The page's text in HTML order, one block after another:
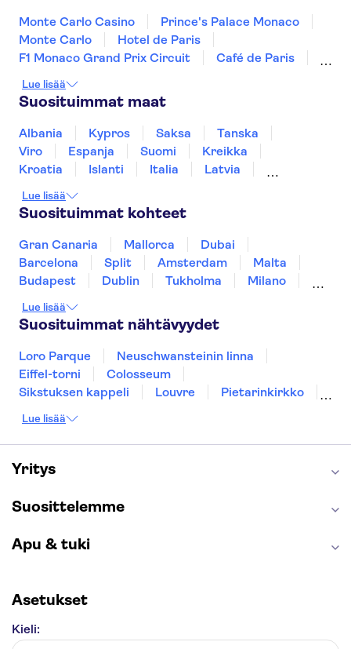
Monte Carlo Casino
Prince's Palace Monaco
Monte Carlo
Hotel de Paris
F1 Monaco Grand Prix Circuit
Café de Paris
Monaco Oceanographic Museum
Lue lisää
Suosituimmat maat
Albania Kypros Saksa
Tanska
Viro
Espanja Suomi
Kreikka
Kroatia
Islanti Italia
Latvia
Portugali
Ruotsi Singapore
Turkki
Lue lisää
Suosituimmat kohteet
Gran Canaria Mallorca
Dubai
Barcelona
Split Amsterdam
Malta
Budapest
Dublin Tukholma
Milano
Rovaniemi
Los Angeles
Tallinna
Ljubljana
Riika
Lue lisää
Suosituimmat nähtävyydet
Loro Parque
Neuschwansteinin linna
Eiffel-torni
Colosseum
Sikstuksen kappeli
Louvre
Pietarinkirkko
Moulin Rouge
London Eye
Montmartre
Wieliczkan suolakaivos
Caminito del Rey
Golden Circle
Lue lisää
Yritys
Suosittelemme
Apu & tuki
Asetukset
Kieli: